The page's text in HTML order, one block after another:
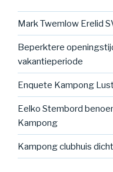
Mark Twemlow Erelid
Beperktere
vakantieperiode
Enquete Kampong
Eelko Stembord
Kampong
Kampong clubhuis